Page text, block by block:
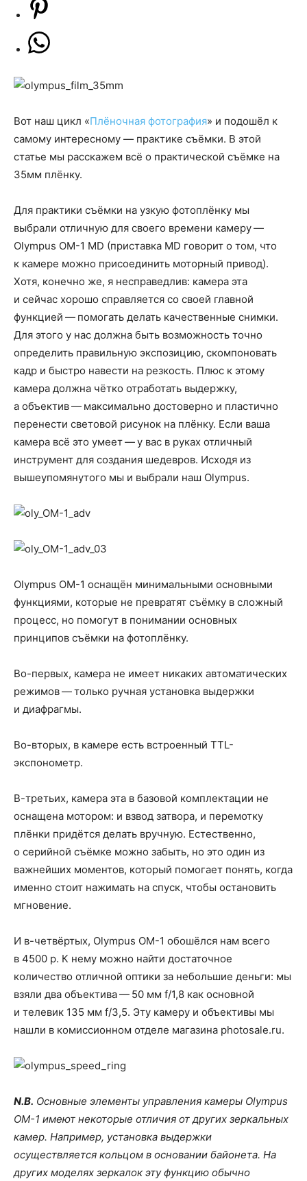
Вот наш цикл «Плёночная фотография» и подошёл к
самому интересному — практике съёмки. В этой
статье мы расскажем всё о практической съёмке на
35мм плёнку.
Для практики съёмки на узкую фотоплёнку мы
выбрали отличную для своего времени камеру —
Olympus OM-1 MD (приставка MD говорит о том, что
к камере можно присоединить моторный привод).
Хотя, конечно же, я несправедлив: камера эта
и сейчас хорошо справляется со своей главной
функцией — помогать делать качественные снимки.
Для этого у нас должна быть возможность точно
определить правильную экспозицию, скомпоновать
кадр и быстро навести на резкость. Плюс к этому
камера должна чётко отработать выдержку,
а объектив — максимально достоверно и пластично
перенести световой рисунок на плёнку. Если ваша
камера всё это умеет — у вас в руках отличный
инструмент для создания шедевров. Исходя из
вышеупомянутого мы и выбрали наш Olympus.
Olympus OM-1 оснащён минимальными основными
функциями, которые не превратят съёмку в сложный
процесс, но помогут в понимании основных
принципов съёмки на фотоплёнку.
Во-первых, камера не имеет никаких автоматических
режимов — только ручная установка выдержки
и диафрагмы.
Во-вторых, в камере есть встроенный TTL-
экспонометр.
В-третьих, камера эта в базовой комплектации не
оснащена мотором: и взвод затвора, и перемотку
плёнки придётся делать вручную. Естественно,
о серийной съёмке можно забыть, но это один из
важнейших моментов, который помогает понять, когда
именно стоит нажимать на спуск, чтобы остановить
мгновение.
И в-четвёртых, Olympus OM-1 обошёлся нам всего
в 4500 р. К нему можно найти достаточное
количество отличной оптики за небольшие деньги: мы
взяли два объектива — 50 мм f/1,8 как основной
и телевик 135 мм f/3,5. Эту камеру и объективы мы
нашли в комиссионном отделе магазина photosale.ru.
N.B. Основные элементы управления камеры Olympus
OM-1 имеют некоторые отличия от других зеркальных
камер. Например, установка выдержки
осуществляется кольцом в основании байонета. На
других моделях зеркалок эту функцию обычно